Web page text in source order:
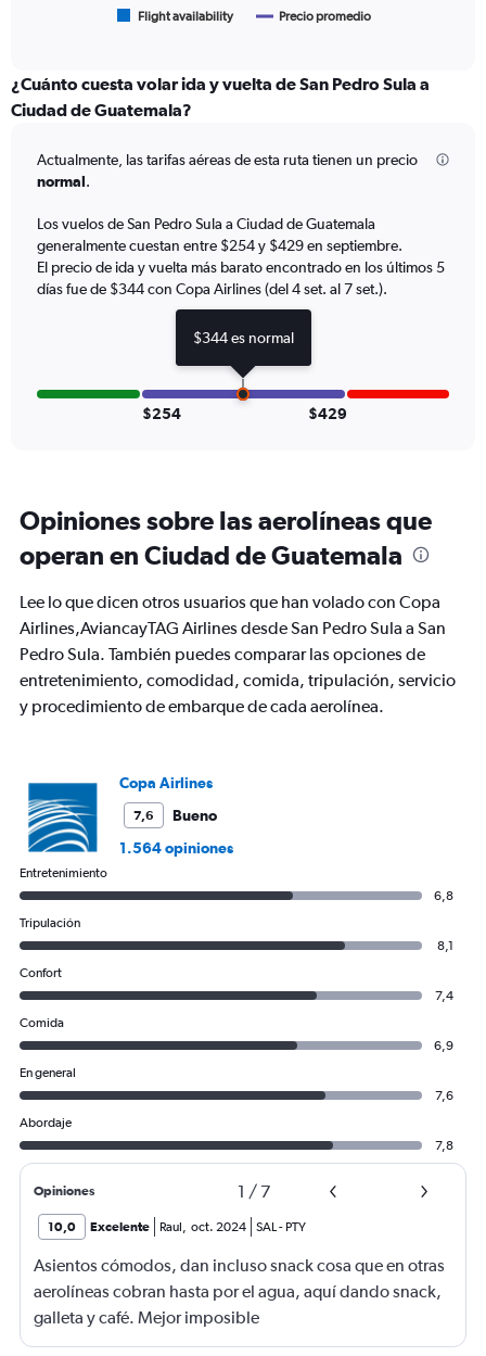
displaying
categories.
Range:
categories.
The
has
2
Y
axes
Number
Flight availability Precio promedio
¿Cuánto cuesta volar ida y vuelta de San Pedro Sula a
Ciudad de Guatemala?
Actualmente, las tarifas aéreas de esta ruta tienen un precio
normal.
Los vuelos de San Pedro Sula a Ciudad de Guatemala
generalmente cuestan entre $254 y $429 en septiembre.
El precio de ida y vuelta más barato encontrado en los últimos 5
días fue de $344 con Copa Airlines (del 4 set. al 7 set.).
$254 $429
Opiniones sobre las aerolíneas que
operan en Ciudad de Guatemala
Lee lo que dicen otros usuarios que han volado con Copa
Airlines,AviancayTAG Airlines desde San Pedro Sula a San
Pedro Sula. También puedes comparar las opciones de
entretenimiento, comodidad, comida, tripulación, servicio
y procedimiento de embarque de cada aerolínea.
Copa Airlines
7,6
Bueno
1.564 opiniones
Entretenimiento
6,8
Tripulación
8,1
Confort
7,4
Comida
6,9
En general
7,6
Abordaje
7,8
Opiniones 1 / 7
10,0 Excelente Raul, oct. 2024 SAL- PTY
Asientos cómodos, dan incluso snack cosa que en otras
aerolíneas cobran hasta por el agua, aquí dando snack,
galleta y café. Mejor imposible
$344 es normal